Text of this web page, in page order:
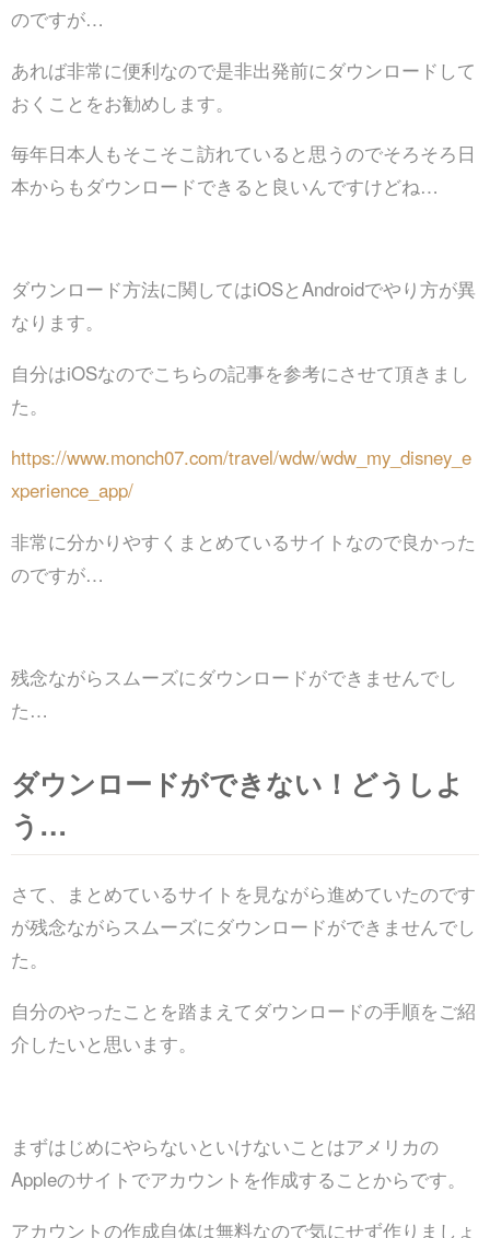
のですが…
あれば非常に便利なので是非出発前にダウンロードして
おくことをお勧めします。
毎年日本人もそこそこ訪れていると思うのでそろそろ日
本からもダウンロードできると良いんですけどね…
ダウンロード方法に関してはiOSとAndroidでやり方が異
なります。
自分はiOSなのでこちらの記事を参考にさせて頂きまし
た。
https://www.monch07.com/travel/wdw/wdw_my_disney_e
xperience_app/
非常に分かりやすくまとめているサイトなので良かった
のですが…
残念ながらスムーズにダウンロードができませんでし
た…
ダウンロードができない！どうしよ
う…
さて、まとめているサイトを見ながら進めていたのです
が残念ながらスムーズにダウンロードができませんでし
た。
自分のやったことを踏まえてダウンロードの手順をご紹
介したいと思います。
まずはじめにやらないといけないことはアメリカの
Appleのサイトでアカウントを作成することからです。
アカウントの作成自体は無料なので気にせず作りましょ